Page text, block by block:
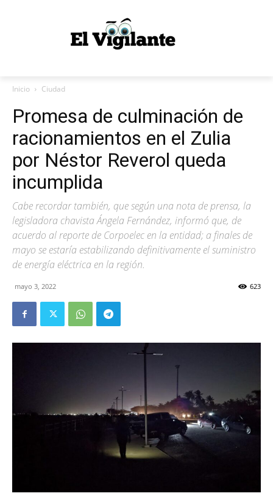
Inicio Ciudad
Promesa de culminación de
racionamientos en el Zulia
por Néstor Reverol queda
incumplida
Cabe recordar también, que según una nota de prensa, la
legisladora chavista Ángela Fernández, informó que, de
acuerdo al reporte de Corpoelec en la entidad; a finales de
mayo se estaría estabilizando definitivamente el suministro
de energía eléctrica en la región.
mayo 3, 2022 623